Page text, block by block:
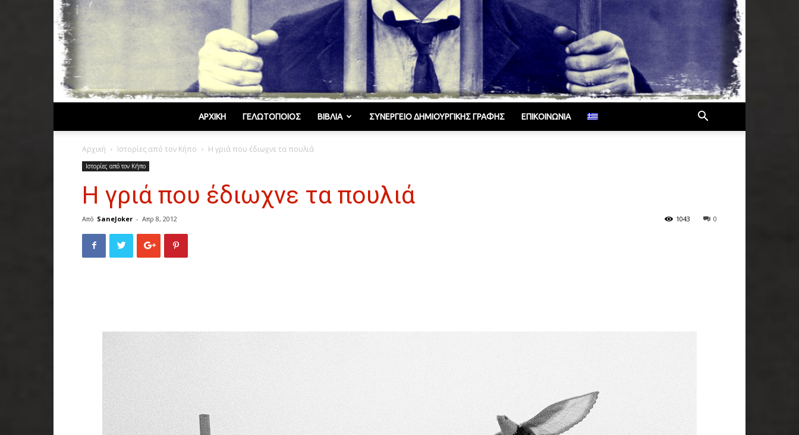
ΑΡΧΙΚΉ ΓΕΛΩΤΟΠΟΙΌΣ ΒΙΒΛΊΑ ΣΥΝΕΡΓΕΊΟ ΔΗΜΙΟΥΡΓΙΚΉΣ ΓΡΑΦΉΣ ΕΠΙΚΟΙΝΩΝΊΑ
Αρχική Ιστορίες από τον Κήπο Η γριά που έδιωχνε τα πουλιά
Ιστορίες από τον Κήπο
Η γριά που έδιωχνε τα πουλιά
Από SaneJoker - Απρ 8, 2012 0
1043